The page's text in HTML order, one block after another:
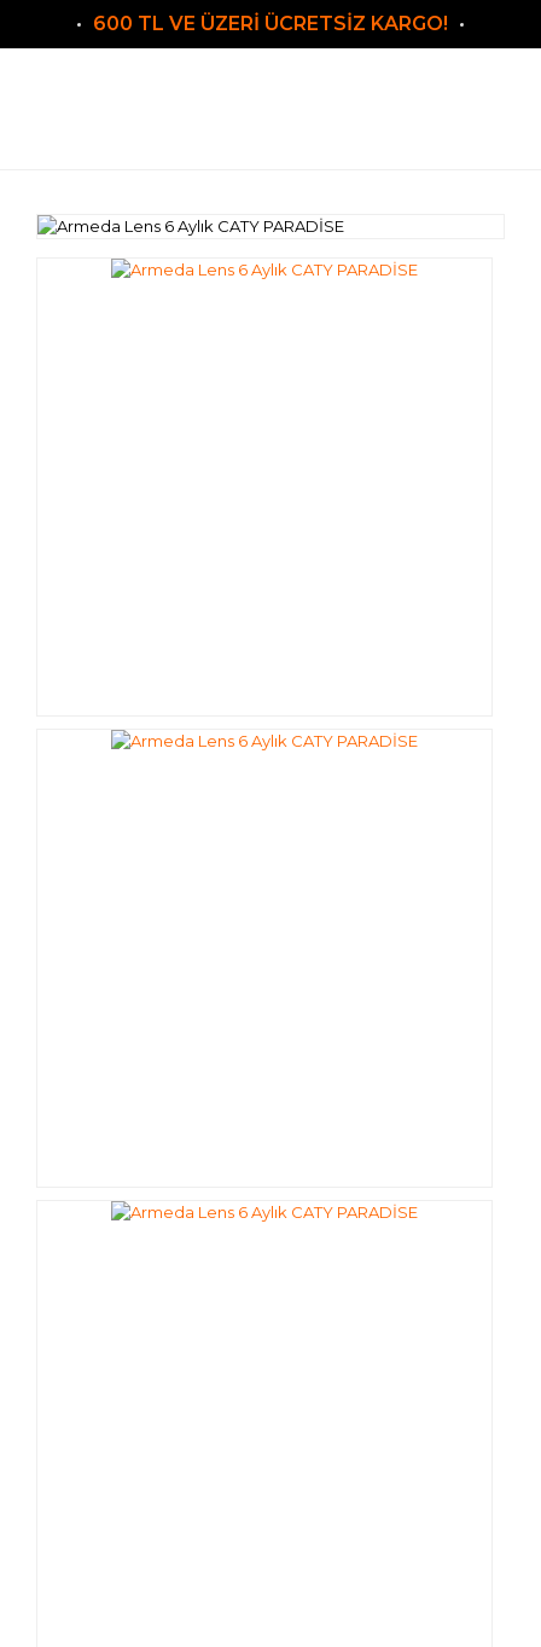
600 TL VE ÜZERİ ÜCRETSİZ KARGO!